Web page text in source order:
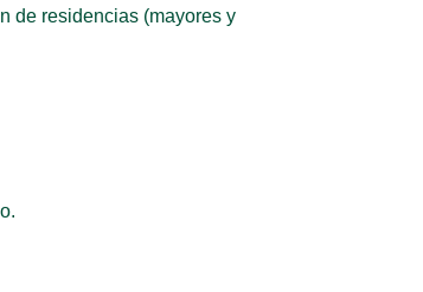
de residencias (mayores y